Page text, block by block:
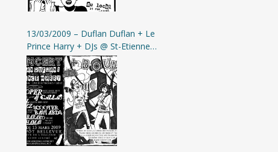
13/03/2009 – Duflan Duflan + Le
Prince Harry + DJs @ St-Etienne
(Entrepôt Bellevue)